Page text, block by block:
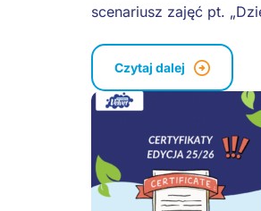
scenariusz zajęć pt.
Czytaj dalej